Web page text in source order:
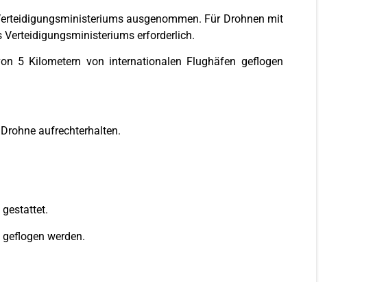
ausgenommen. Für Drohnen mit
Verteidigungsministeriums erforderlich.
5 Kilometern von internationalen Flughäfen geflogen
aufrechterhalten.
werden.